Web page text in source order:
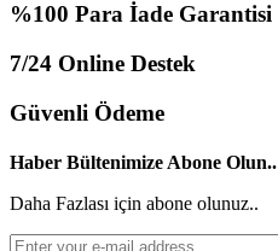
%100 Para İade Garantisi
7/24 Online Destek
Güvenli Ödeme
Haber Bültenimize Abone Olun..
Daha Fazlası için abone olunuz..